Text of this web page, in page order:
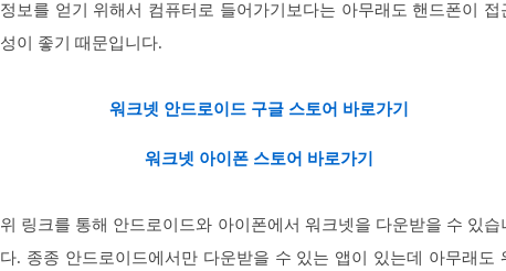
정보를 얻기 위해서 컴퓨터로 들어가기보다는 아무래도 핸드폰이 접
성이 좋기 때문입니다.
워크넷 안드로이드 구글 스토어 바로가기
워크넷 아이폰 스토어 바로가기
위 링크를 통해 안드로이드와 아이폰에서 워크넷을 다운받을 수 있습
다. 종종 안드로이드에서만 다운받을 수 있는 앱이 있는데 아무래도